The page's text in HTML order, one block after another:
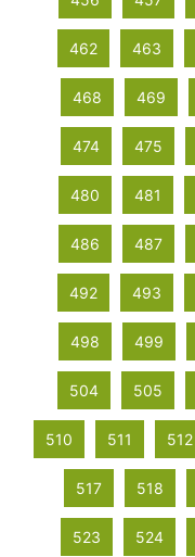
462 463
468 469
474 475
480 481
486 487
492 493
498 499
504 505
510 511 512
517 518
523 524